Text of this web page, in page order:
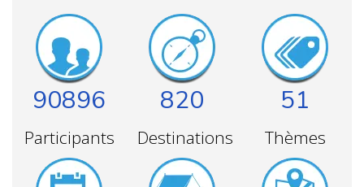
90896
Participants
820
Destinations
51
Thèmes